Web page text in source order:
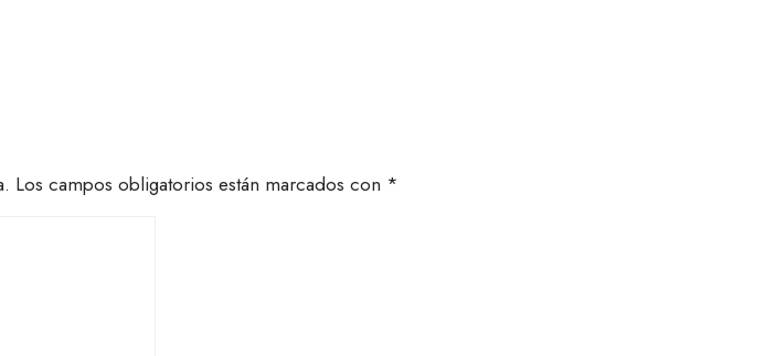
Los campos obligatorios están marcados con *